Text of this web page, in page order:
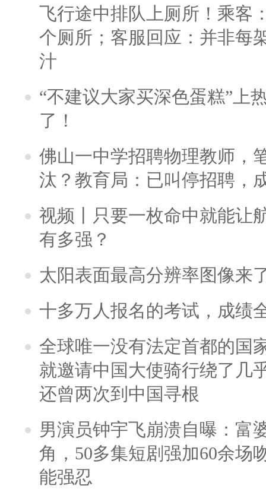
飞行途中排队上厕所！乘客
个厕所；客服回应：并非每
汁
“不建议大家买深色蛋糕”上
了！
佛山一中学招聘物理教师，
汰？教育局：已叫停招聘，
视频丨只要一枚命中就能让
有多强？
太阳表面最高分辨率图像来
十多万人报名的考试，成绩
全球唯一没有法定首都的国
就邀请中国大使骑行绕了几
还曾两次到中国寻根
男演员钟宇飞崩溃自曝：富
角，50多集短剧强加60余场
能强忍